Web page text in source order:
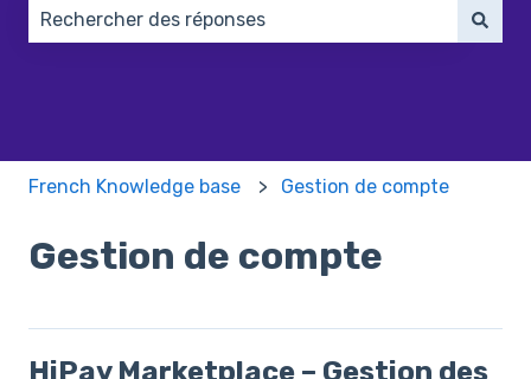
French Knowledge base Gestion de compte
Gestion de compte
HiPay Marketplace – Gestion des